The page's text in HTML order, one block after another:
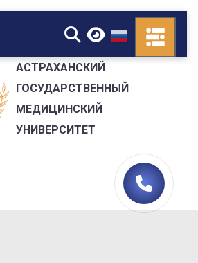
▼
АСТРАХАНСКИЙ
ГОСУДАРСТВЕННЫЙ
МЕДИЦИНСКИЙ
УНИВЕРСИТЕТ